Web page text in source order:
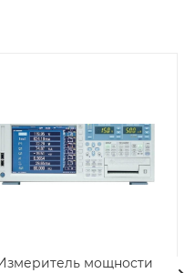
мощности